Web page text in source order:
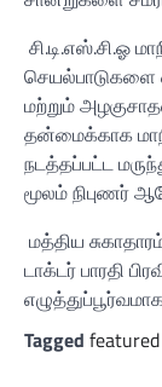
சி.டி.எஸ்.சி.ஓ
செயல்பாடுகளை
மற்றும்
தன்மைக்காக
நடத்தப்பட்ட
மூலம் நிபுணர்
மத்திய
டாக்டர் பாரதி
Tagged featured